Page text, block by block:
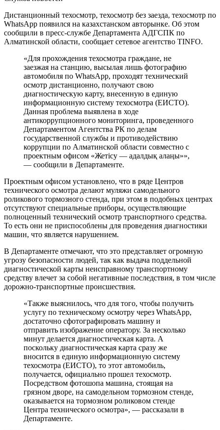
Дистанционный техосмотр, техосмотр без заезда, техосмотр по
WhatsApp появился на казахстанском авторынке. Об этом
сообщили в пресс-службе Департамента АДГСПК по
Алматинской области, сообщает сетевое агентство TINFO.
«Для прохождения техосмотра граждане, не
заезжая на станцию, высылая лишь фотографию
автомобиля по WhatsApp, проходят технический
осмотр дистанционно, получают свою
диагностическую карту, внесенную в единую
информационную систему техосмотра (ЕИСТО).
Данная проблема выявлена в ходе
антикоррупционного мониторинга, проведенного
Департаментом Агентства РК по делам
государственной службы и противодействию
коррупции по Алматинской области совместно с
проектным офисом «Жетісу — адалдық алаңы»»,
— сообщили в Департаменте.
Проектным офисом установлено, что в ряде Центров
технического осмотра делают муляжи самодельного
роликового тормозного стенда, при этом в подобных центрах
отсутствуют специальные приборы, осуществляющие
полноценный технический осмотр транспортного средства.
То есть они не приспособлены для проведения диагностики
машин, что является нарушением.
В Департаменте отмечают, что это представляет огромную
угрозу безопасности людей, так как выдача поддельной
диагностической карты неисправному транспортному
средству влечет за собой негативные последствия, в том числе
дорожно-транспортные происшествия.
«Также выяснилось, что для того, чтобы получить
услугу по техническому осмотру через WhatsApp,
достаточно сфотографировать машину и
отправить изображение оператору. За несколько
минут делается диагностическая карта. А
поскольку диагностическая карта сразу же
вносится в единую информационную систему
техосмотра (ЕИСТО), то этот автомобиль,
получается, официально прошел техосмотр.
Посредством фотошопа машина, стоящая на
грязном дворе, на самодельном тормозном стенде,
оказывается на тормозном роликовом стенде
Центра технического осмотра», — рассказали в
Департаменте.